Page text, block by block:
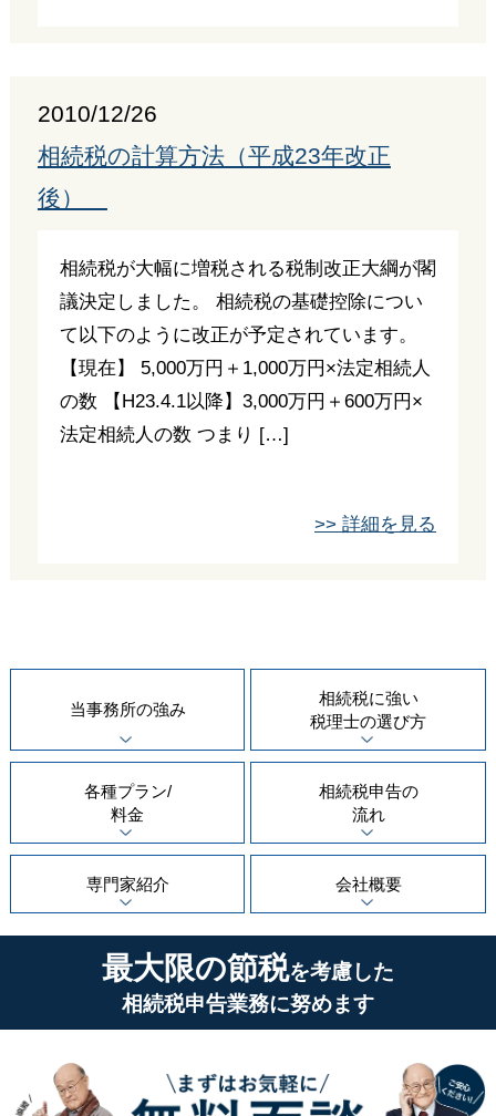
2010/12/26
相続税の計算方法（平成23年改正
後）
相続税が大幅に増税される税制改正大綱が閣
議決定しました。 相続税の基礎控除につい
て以下のように改正が予定されています。
【現在】 5,000万円＋1,000万円×法定相続人
の数 【H23.4.1以降】3,000万円＋600万円×
法定相続人の数 つまり […]
>> 詳細を見る
当事務所の強み
相続税に強い
税理士の選び方
各種プラン/
料金
相続税申告の
流れ
専門家紹介 会社概要
最大限の節税を考慮した
相続税申告業務に努めます